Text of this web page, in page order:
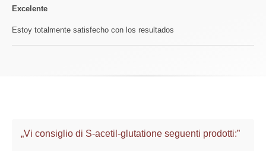
Excelente
Estoy totalmente satisfecho con los resultados
„Vi consiglio di S-acetil-glutatione seguenti prodotti:”